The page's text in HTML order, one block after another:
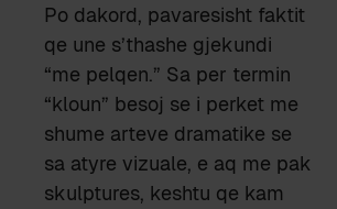
Po dakord, pavaresisht faktit
qe une s’thashe gjekundi
“me pelqen.” Sa per termin
“kloun” besoj se i perket me
shume arteve dramatike se
sa atyre vizuale, e aq me pak
skulptures, keshtu qe kam